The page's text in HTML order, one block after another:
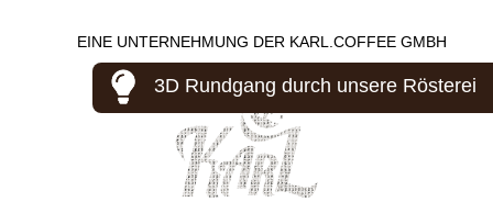
EINE UNTERNEHMUNG DER KARL.COFFEE GMBH
3D Rundgang durch unsere Rösterei